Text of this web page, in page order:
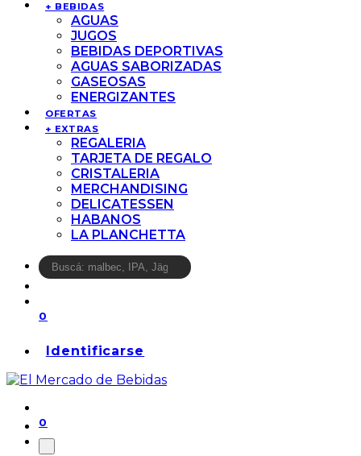
+ BEBIDAS
AGUAS
JUGOS
BEBIDAS DEPORTIVAS
AGUAS SABORIZADAS
GASEOSAS
ENERGIZANTES
OFERTAS
+ EXTRAS
REGALERIA
TARJETA DE REGALO
CRISTALERIA
MERCHANDISING
DELICATESSEN
HABANOS
LA PLANCHETTA
0
Identificarse
0